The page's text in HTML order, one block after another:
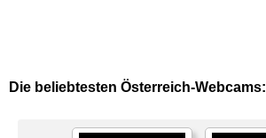
Die beliebtesten Österreich-Webcams: